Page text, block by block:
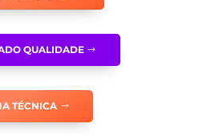
QUALIDADE
TÉCNICA